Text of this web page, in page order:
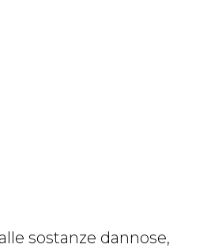
sostanze dannose,